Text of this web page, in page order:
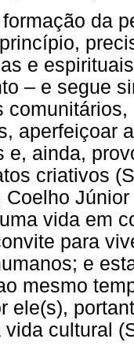
da
e
– e segue
aperfeiçoar
e, ainda,
criativos
vida em
para
e
mesmo
ele(s),
vida cultural